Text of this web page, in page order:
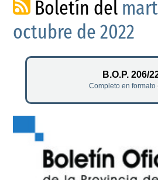
Boletín del
octubre de 2022
B.O.P. 206/
Completo en formato